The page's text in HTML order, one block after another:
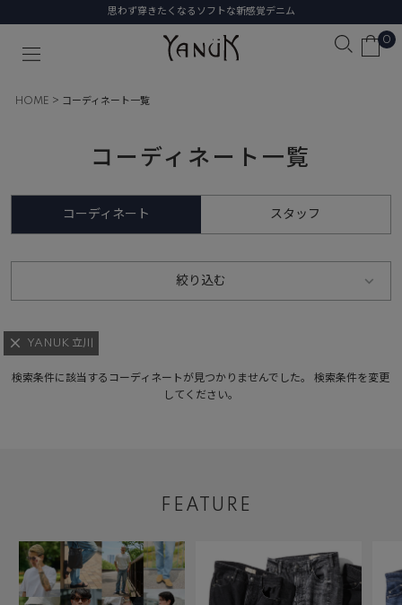
思わず穿きたくなるソフトな新感覚デニム
0
HOME コーディネート一覧
コーディネート一覧
コーディネート スタッフ
絞り込む
YANUK 立川
検索条件に該当するコーディネートが見つかりませんでした。 検索条件を変更
してください。
FEATURE